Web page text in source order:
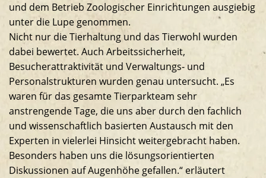
und dem Betrieb Zoologischer Einrichtungen ausgiebig
unter die Lupe genommen.
Nicht nur die Tierhaltung und das Tierwohl wurden
dabei bewertet. Auch Arbeitssicherheit,
Besucherattraktivität und Verwaltungs- und
Personalstrukturen wurden genau untersucht. „Es
waren für das gesamte Tierparkteam sehr
anstrengende Tage, die uns aber durch den fachlich
und wissenschaftlich basierten Austausch mit den
Experten in vielerlei Hinsicht weitergebracht haben.
Besonders haben uns die lösungsorientierten
Diskussionen auf Augenhöhe gefallen.“ erläutert